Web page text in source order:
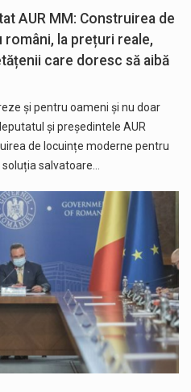
AUR MM: Construirea de
la prețuri reale,
care doresc să aibă
și pentru oameni și nu doar
și președintele AUR
de locuințe moderne pentru
salvatoare…